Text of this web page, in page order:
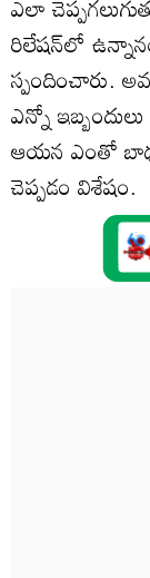
రిలేషన్‌లో
స్పందించారు.
ఎన్నో
ఆయన ఎంతో బాధ
చెప్పడం విశేషం.